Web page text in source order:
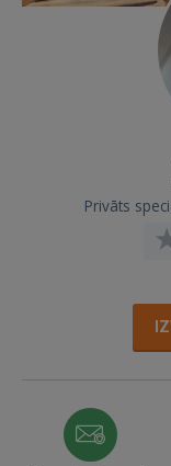
Privāts